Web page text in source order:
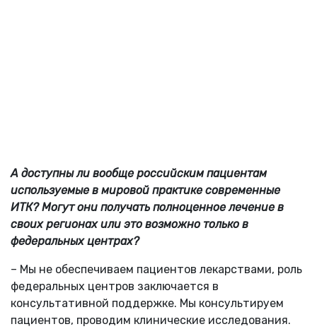
А доступны ли вообще российским пациентам
используемые в мировой практике современные
ИТК? Могут они получать полноценное лечение в
своих регионах или это возможно только в
федеральных центрах?
– Мы не обеспечиваем пациентов лекарствами, роль
федеральных центров заключается в
консультативной поддержке. Мы консультируем
пациентов, проводим клинические исследования.